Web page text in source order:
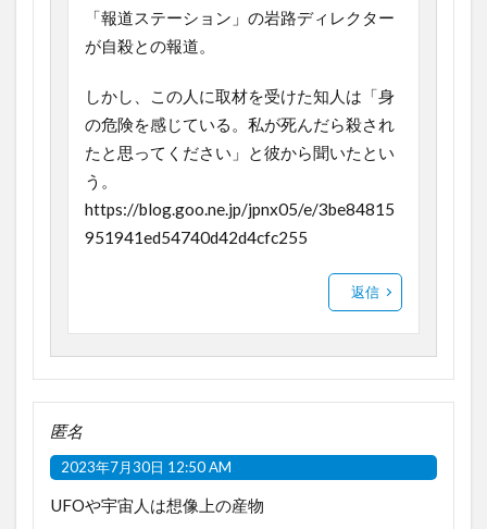
「報道ステーション」の岩路ディレクター
が自殺との報道。
しかし、この人に取材を受けた知人は「身
の危険を感じている。私が死んだら殺され
たと思ってください」と彼から聞いたとい
う。
https://blog.goo.ne.jp/jpnx05/e/3be84815
951941ed54740d42d4cfc255
返信
匿名
2023年7月30日 12:50 AM
UFOや宇宙人は想像上の産物